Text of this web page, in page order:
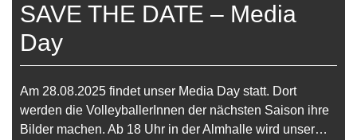
SAVE THE DATE – Media
Day
Am 28.08.2025 findet unser Media Day statt. Dort
werden die VolleyballerInnen der nächsten Saison ihre
Bilder machen. Ab 18 Uhr in der Almhalle wird unser…